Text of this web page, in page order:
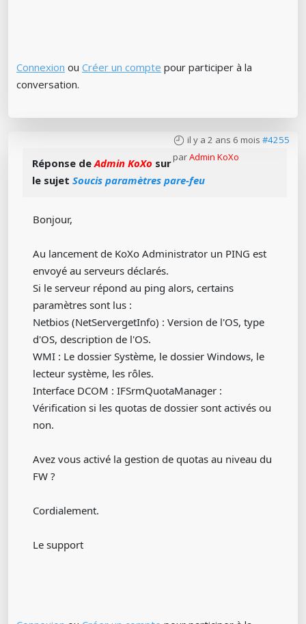
Connexion ou Créer un compte pour participer à la
conversation.
il y a 2 ans 6 mois #4255
parAdmin KoXo
Réponse deAdmin KoXo sur
le sujet Soucis paramètres pare-feu
Bonjour,
Au lancement de KoXo Administrator un PING est
envoyé au serveurs déclarés.
Si le serveur répond au ping alors, certains
paramètres sont lus :
Netbios (NetServergetInfo) : Version de l'OS, type
d'OS, description de l'OS.
WMI : Le dossier Système, le dossier Windows, le
lecteur système, les rôles.
Interface DCOM : IFSrmQuotaManager :
Vérification si les quotas de dossier sont activés ou
non.
Avez vous activé la gestion de quotas au niveau du
FW ?
Cordialement.
Le support